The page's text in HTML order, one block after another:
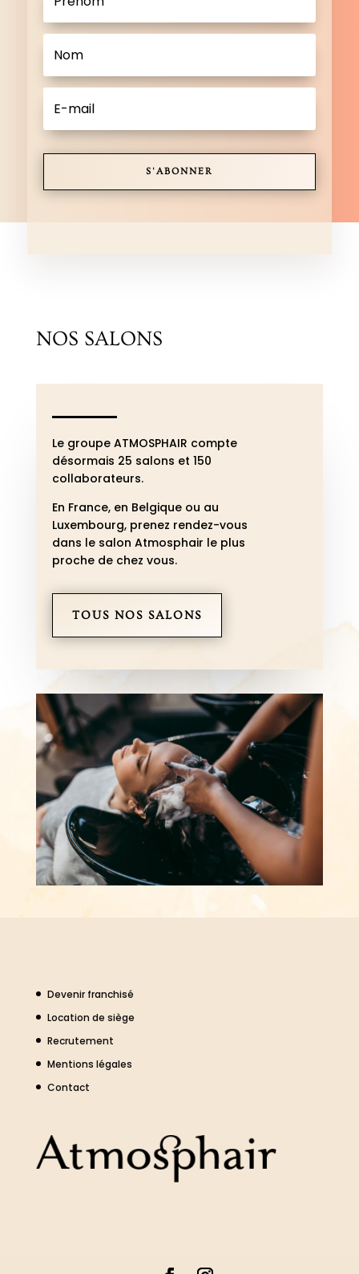
S'ABONNER
NOS SALONS
Le groupe ATMOSPHAIR compte
désormais 25 salons et 150
collaborateurs.
En France, en Belgique ou au
Luxembourg, prenez rendez-vous
dans le salon Atmosphair le plus
proche de chez vous.
TOUS NOS SALONS
Devenir franchisé
Location de siège
Recrutement
Mentions légales
Contact